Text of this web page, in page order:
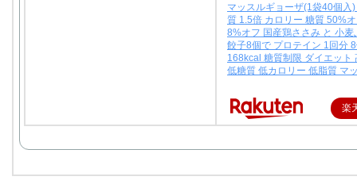
マッスルギョーザ(1袋40個入
質 1.5倍 カロリー 糖質 50%
8%オフ 国産鶏ささみ と 小麦
餃子8個で プロテイン 1回分
168kcal 糖質制限 ダイエット
低糖質 低カロリー 低脂質 マ
楽